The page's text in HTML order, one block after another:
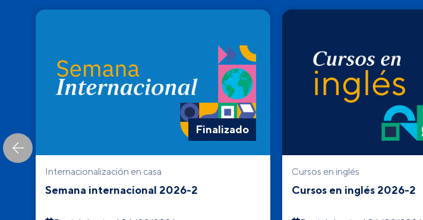
Finalizado
Internacionalización en casa
Semana internacional 2026-2
Cursos en inglés
Cursos en inglés 2026-2